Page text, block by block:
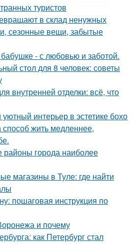
туристов
в склад ненужных
сезонные вещи, забытые
- с любовью и заботой.
стол для 8 человек: советы
внутренней отделки: всё, что
интерьер в эстетике бохо
способ жить медленнее,
районы города наиболее
магазины в Туле: где найти
пошаговая инструкция по
и почему
как Петербург стал